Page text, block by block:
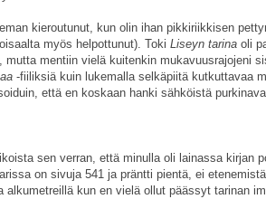
kieroutunut, kun olin ihan pikkiriikkisen
myös helpottunut). Toki Liseyn tarina oli
mutta mentiin vielä kuitenkin mukavuusrajojeni
-fiiliksiä kuin lukemalla selkäpiitä kutkuttavaa
että en koskaan hanki sähköistä
sen verran, että minulla oli lainassa kirjan
on sivuja 541 ja präntti pientä, ei
alkumetreillä kun en vielä ollut päässyt tarinan